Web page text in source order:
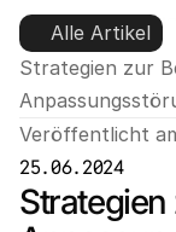
Alle Artikel
Strategien zur
Veröffentlicht
25.06.2024
c
h
i
r
s
t
i
m